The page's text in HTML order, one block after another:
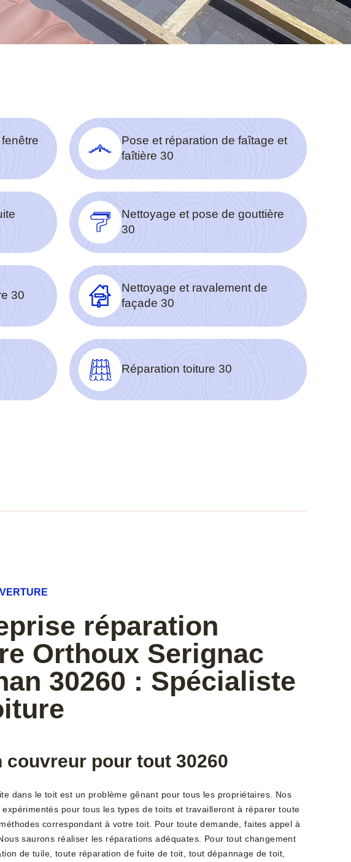
Pose et réparation de faîtage et
faîtière 30
Nettoyage et pose de gouttière
30
30
Nettoyage et ravalement de
façade 30
Réparation toiture 30
réparation
Orthoux Serignac
30260 : Spécialiste
couvreur pour tout 30260
dans le toit est un problème gênant pour tous les propriétaires. Nos
pour tous les types de toits et travailleront à réparer toute
correspondant à votre toit. Pour toute demande, faites appel à
saurons réaliser les réparations adéquates. Pour tout changement
de tuile, toute réparation de fuite de toit, tout dépannage de toit,